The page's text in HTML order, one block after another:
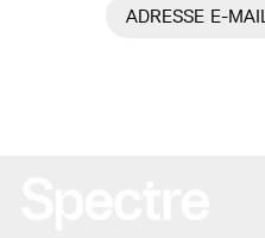
ADRESSE E-MAIL